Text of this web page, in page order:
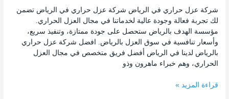
شركة عزل حراري في الرياض شركة عزل حراري في الرياض تضمن
لك تجربة فعالة وجودة عالية لخدماتنا في مجال العزل الحراري.
مؤسسة الهدف بالرياض ستحصل على جودة ممتازة، وتنفيذ سريع،
وأسعار تنافسية في سوق العزل بالرياض. افضل شركة عزل حراري
بالرياض لدينا في الرياض أفضل فريق متخصص في مجال العزل
الحراري، وهم خبراء ماهرون وذو
قراءة المزيد »